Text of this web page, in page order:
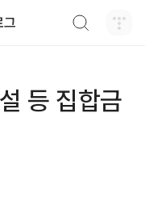
그
등 집합금